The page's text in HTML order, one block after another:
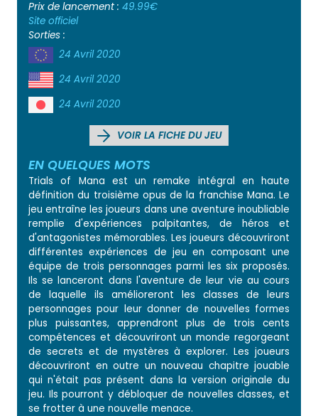
Prix de lancement : 49.99€
Site officiel
Sorties :
24 Avril 2020
24 Avril 2020
24 Avril 2020
VOIR LA FICHE DU JEU
EN QUELQUES MOTS
Trials of Mana est un remake intégral en haute
définition du troisième opus de la franchise Mana. Le
jeu entraîne les joueurs dans une aventure inoubliable
remplie d'expériences palpitantes, de héros et
d'antagonistes mémorables. Les joueurs découvriront
différentes expériences de jeu en composant une
équipe de trois personnages parmi les six proposés.
Ils se lanceront dans l'aventure de leur vie au cours
de laquelle ils amélioreront les classes de leurs
personnages pour leur donner de nouvelles formes
plus puissantes, apprendront plus de trois cents
compétences et découvriront un monde regorgeant
de secrets et de mystères à explorer. Les joueurs
découvriront en outre un nouveau chapitre jouable
qui n'était pas présent dans la version originale du
jeu. Ils pourront y débloquer de nouvelles classes, et
se frotter à une nouvelle menace.